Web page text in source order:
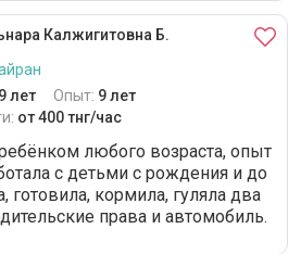
Калжигитовна Б.
лет Опыт: 9 лет
от 400 тнг/час
любого возраста, опыт
с детьми с рождения и до
готовила, кормила, гуляла два
права и автомобиль.